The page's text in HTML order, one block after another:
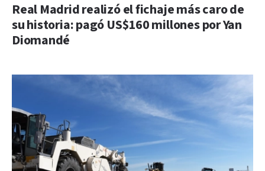
Real Madrid realizó el fichaje más caro de
su historia: pagó US$160 millones por Yan
Diomandé